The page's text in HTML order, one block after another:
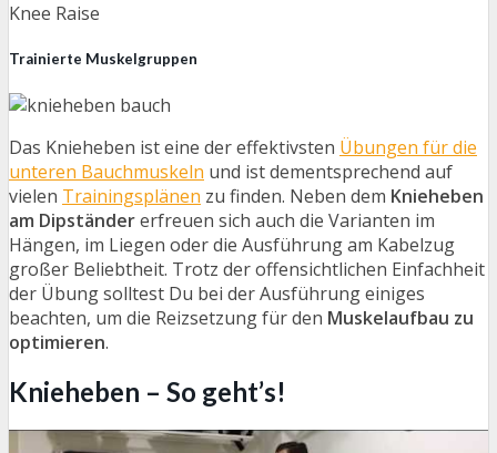
Knee Raise
Trainierte Muskelgruppen
Das Knieheben ist eine der effektivsten Übungen für die
unteren Bauchmuskeln und ist dementsprechend auf
vielen Trainingsplänen zu finden. Neben dem Knieheben
am Dipständererfreuen sich auch die Varianten im
Hängen, im Liegen oder die Ausführung am Kabelzug
großer Beliebtheit. Trotz der offensichtlichen Einfachheit
der Übung solltest Du bei der Ausführung einiges
beachten, um die Reizsetzung für den Muskelaufbau zu
optimieren.
Knieheben – So geht’s!